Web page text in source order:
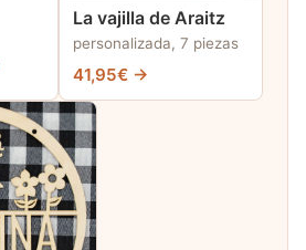
La vajilla de Araitz
personalizada, 7 piezas
41,95€ →